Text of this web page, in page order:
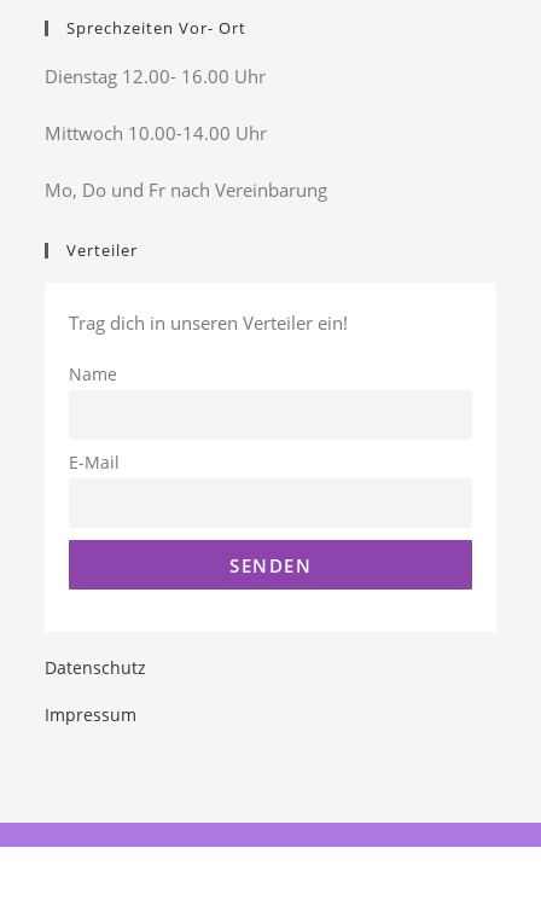
Sprechzeiten Vor- Ort
Dienstag 12.00- 16.00 Uhr
Mittwoch 10.00-14.00 Uhr
Mo, Do und Fr nach Vereinbarung
Verteiler
Trag dich in unseren Verteiler ein!
Name
E-Mail
Datenschutz
Impressum